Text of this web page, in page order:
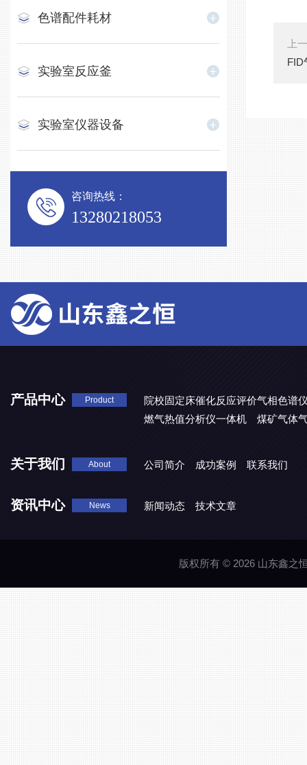
色谱配件耗材
实验室反应釜
实验室仪器设备
咨询热线：
13280218053
上
FID
产品中心 Product
院校固定床催化反应评价气相色谱
燃气热值分析仪一体机
煤矿气体
关于我们 About 公司简介 成功案例 联系我们
资讯中心 News 新闻动态 技术文章
版权所有 © 2026 山东鑫之